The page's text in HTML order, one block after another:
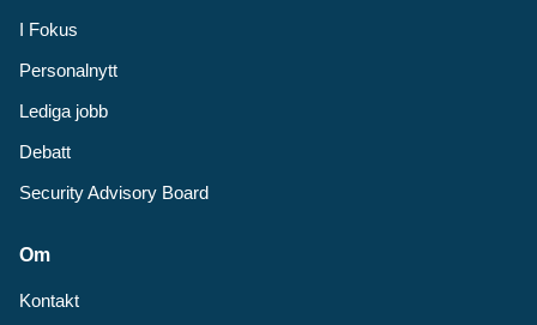
I Fokus
Personalnytt
Lediga jobb
Debatt
Security Advisory Board
Om
Kontakt